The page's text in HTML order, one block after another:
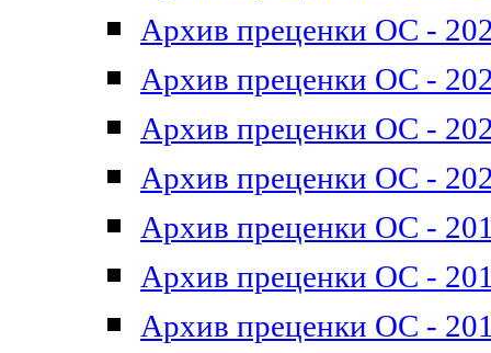
Архив преценки ОС -
Архив преценки ОС -
Архив преценки ОС -
Архив преценки ОС -
Архив преценки ОС -
Архив преценки ОС -
Архив преценки ОС -